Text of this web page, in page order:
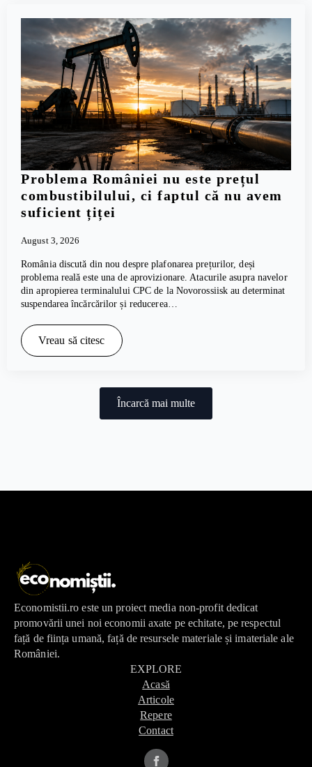
Problema României nu este prețul
combustibilului, ci faptul că nu avem
suficient țiței
August 3, 2026
România discută din nou despre plafonarea prețurilor, deși
problema reală este una de aprovizionare. Atacurile asupra navelor
din apropierea terminalului CPC de la Novorossiisk au determinat
suspendarea încărcărilor și reducerea…
Vreau să citesc
Încarcă mai multe
Economistii.ro este un proiect media non-profit dedicat
promovării unei noi economii axate pe echitate, pe respectul
față de ființa umană, față de resursele materiale și imateriale ale
României.
EXPLORE
Acasă
Articole
Repere
Contact